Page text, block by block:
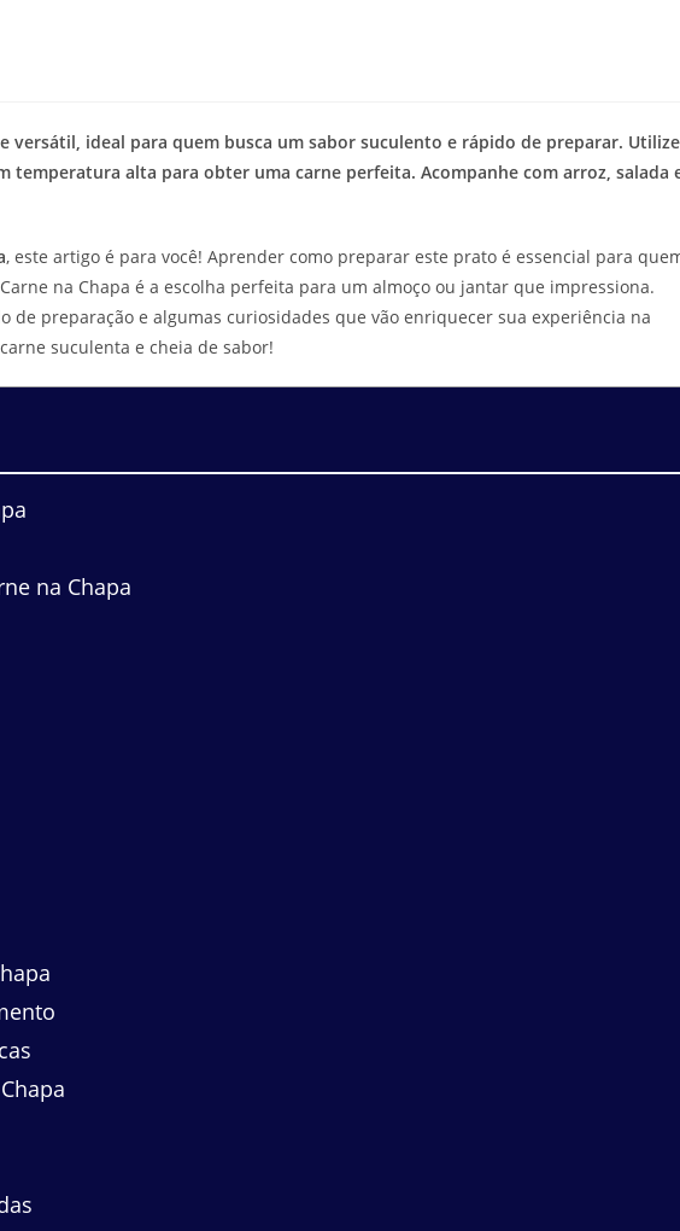
versátil, ideal para quem busca um sabor suculento e rápido de preparar. Utilize
temperatura alta para obter uma carne perfeita. Acompanhe com arroz, salada
, este artigo é para você! Aprender como preparar este prato é essencial para
na Chapa é a escolha perfeita para um almoço ou jantar que impressiona.
de preparação e algumas curiosidades que vão enriquecer sua experiência na
suculenta e cheia de sabor!
na Chapa